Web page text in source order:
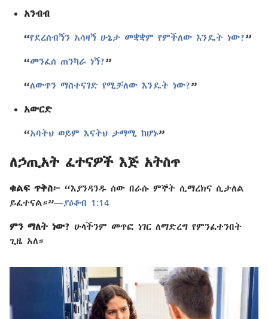
አንብብ
“የደረሰብኝን አሳዛኝ ሁኔታ መቋቋም የምችለው እንዴት ነው?”
“መንፈሰ ጠንካራ ነኝ?”
“ለውጥን ማስተናገድ የሚቻለው እንዴት ነው?”
አውርድ
“አባትህ ወይም እናትህ ታማሚ ከሆኑ”
ለኃጢአት ፈተናዎች እጅ አትስጥ
ቁልፍ ጥቅስ፦ “እያንዳንዱ ሰው በራሱ ምኞት ሲማረክና ሲታለል
ይፈተናል።”—ያዕቆብ 1:14
ምን ማለት ነው? ሁላችንም መጥፎ ነገር ለማድረግ የምንፈተንበት
ጊዜ አለ።